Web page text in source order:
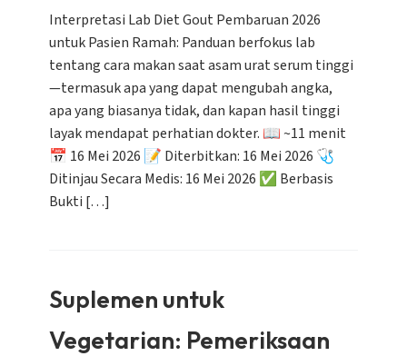
Interpretasi Lab Diet Gout Pembaruan 2026
untuk Pasien Ramah: Panduan berfokus lab
tentang cara makan saat asam urat serum tinggi
—termasuk apa yang dapat mengubah angka,
apa yang biasanya tidak, dan kapan hasil tinggi
layak mendapat perhatian dokter. 📖 ~11 menit
📅 16 Mei 2026 📝 Diterbitkan: 16 Mei 2026 🩺
Ditinjau Secara Medis: 16 Mei 2026 ✅ Berbasis
Bukti […]
Suplemen untuk
Vegetarian: Pemeriksaan